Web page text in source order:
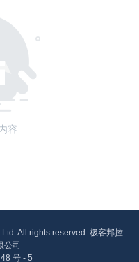
容
All rights reserved. 极客邦控
公司
号 - 5